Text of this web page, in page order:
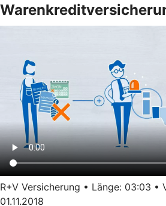
R+V Versicherung • Länge: 03:03 •
01.11.2018